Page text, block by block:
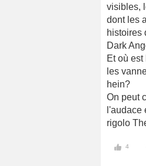
visibles,
dont les
histoires
Dark
Et où
les
hein?
On peut
l'audace
rigolo
4